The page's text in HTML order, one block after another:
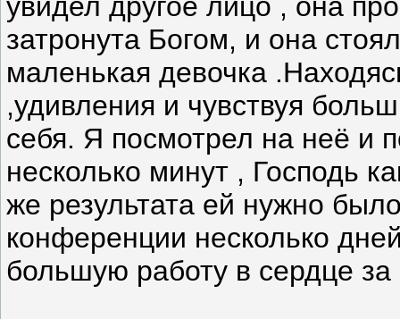
затронута Богом, и она
маленькая девочка
,удивления и чувствуя
себя. Я посмотрел на неё и
несколько минут , Господь
же результата ей нужно
конференции несколько
большую работу в сердце за